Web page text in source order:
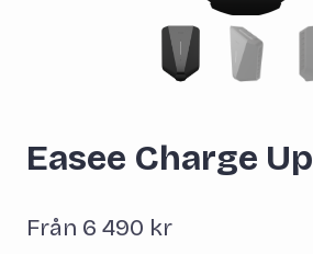
Easee Charge Up
Från 6 490 kr